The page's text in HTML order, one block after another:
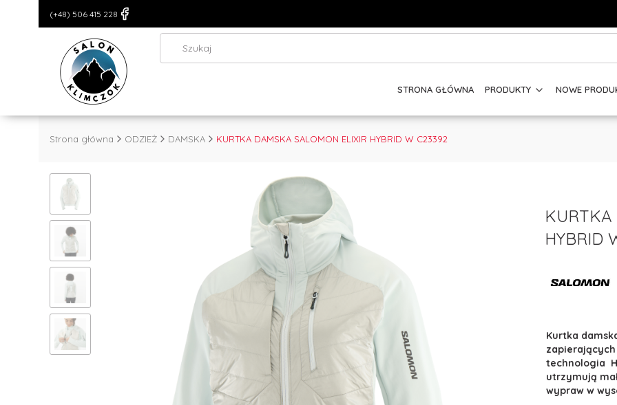
(+48) 506 415 228
STRONA GŁÓWNA PRODUKTY NOWE
Strona główna ODZIEŻ DAMSKA KURTKA DAMSKA SALOMON ELIXIR HYBRID W C23392
KURTKA
HYBRID
Kurtka
technologia
utrzymują
wypraw w